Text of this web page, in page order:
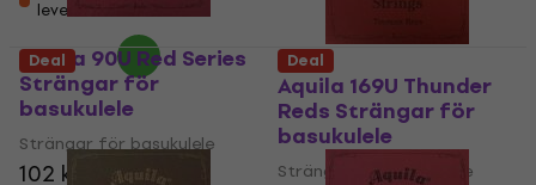
leverantören
Aquila 90U Red Series
Strängar för
basukulele
Strängar för basukulele
102 kr 119 kr
Aquila 169U Thunder
Reds Strängar för
basukulele
Strängar för basukulele
Deal Deal